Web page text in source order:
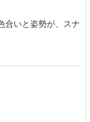
合いと姿勢が、スナ